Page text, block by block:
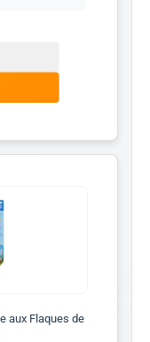
aux Flaques de